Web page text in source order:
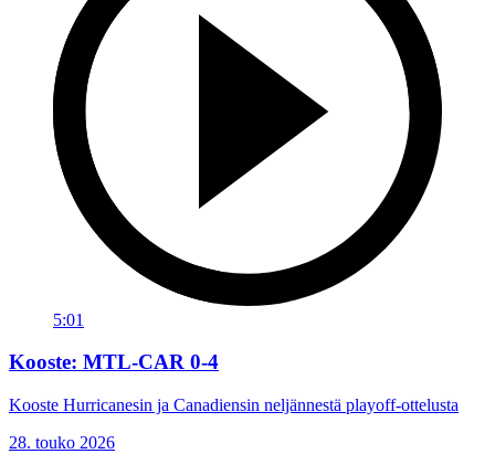
5:01
Kooste: MTL-CAR 0-4
Kooste Hurricanesin ja Canadiensin neljännestä playoff-ottelusta
28. touko 2026